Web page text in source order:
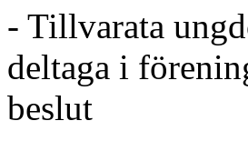
- Tillvarata
deltaga i
beslut